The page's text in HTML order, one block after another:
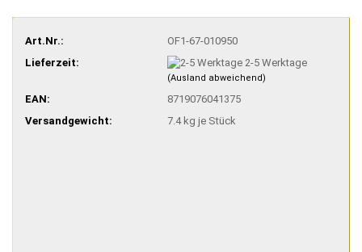
Art.Nr.:
OF1-67-010950
Lieferzeit:
2-5 Werktage
(Ausland abweichend)
EAN:
8719076041375
Versandgewicht:
7.4kg je Stück